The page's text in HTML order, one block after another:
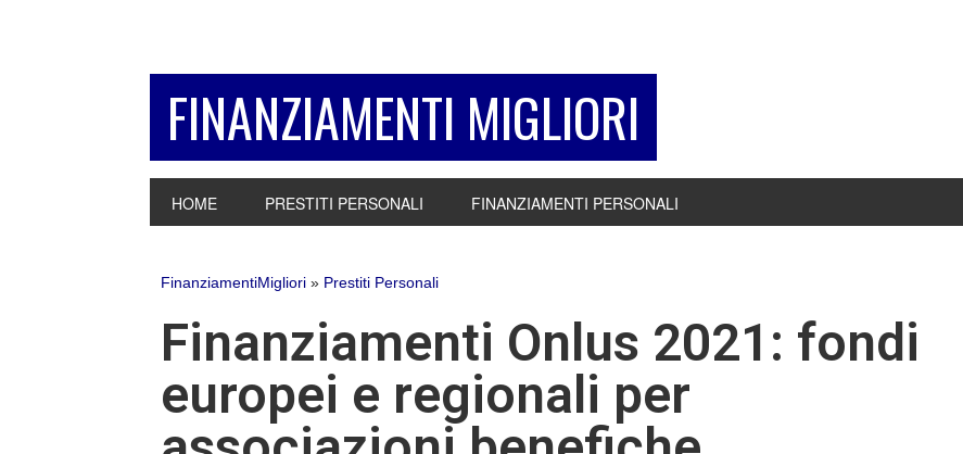
FINANZIAMENTI MIGLIORI
HOME PRESTITI PERSONALI FINANZIAMENTI PERSONALI
FinanziamentiMigliori » Prestiti Personali
Finanziamenti Onlus 2021: fondi
europei e regionali per